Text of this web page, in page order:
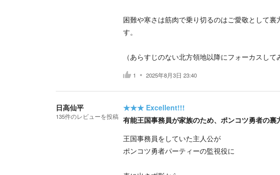
困難や寒さは筋肉で乗り切るのはご愛敬として
す。
（あらすじのない北方領地以降にフォーカスして
1 2025年8月3日 23:40
日高仙平
135件のレビューを投稿
★★★ Excellent!!!
有能王国事務員が家族のため、ポンコツ勇者の裏
王国事務員をしていた主人公が
ポンコツ勇者パーティーの監視役に